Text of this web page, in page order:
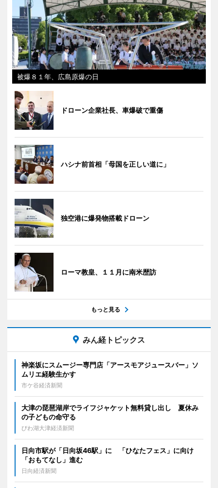
被爆８１年、広島原爆の日
ドローン企業社長、車爆破で重傷
ハシナ前首相「母国を正しい道に」
独空港に爆発物搭載ドローン
ローマ教皇、１１月に南米歴訪
もっと見る
みん経トピックス
神楽坂にスムージー専門店「アースモアジュースバー」ソ
ムリエ経験生かす
市ケ谷経済新聞
大津の琵琶湖岸でライフジャケット無料貸し出し 夏休み
の子どもの命守る
びわ湖大津経済新聞
日向市駅が「日向坂46駅」に 「ひなたフェス」に向け
「おもてなし」進む
日向経済新聞